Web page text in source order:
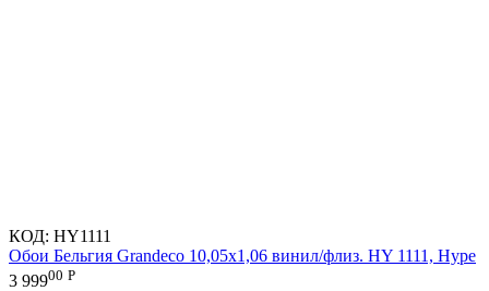
КОД: HY1111
Обои Бельгия Grandeco 10,05х1,06 винил/флиз. HY 1111, Hype
3 99900 Р